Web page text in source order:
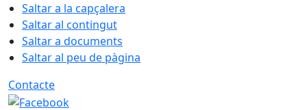
Saltar a la capçalera
Saltar al contingut
Saltar a documents
Saltar al peu de pàgina
Contacte